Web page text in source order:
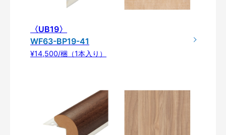
〈UB19〉
WF63-BP19-41
¥14,500/梱（1本入り）